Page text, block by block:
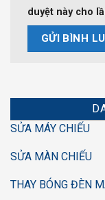
SỬA MÁY CHIẾU
SỬA MÀN CHIẾU
THAY BÓNG ĐÈN
duyệt này cho